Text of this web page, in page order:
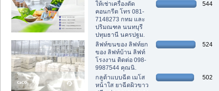
ให้เช่าเครื่องตัด
คอนกรีต โทร 081-
7148273 กทม และ
ปริมณฑล นนทบุรี
ปทุมธานี นครปฐม.
544
ลิฟท์ขนของ ลิฟท์ยก
ของ ลิฟท์บ้าน ลิฟท์
โรงงาน ติดต่อ 098-
9987544 คุณนิ.
524
กลูต้าแบบฉีด เมโส
หน้าใส ยาฉีดผิวขาว
502